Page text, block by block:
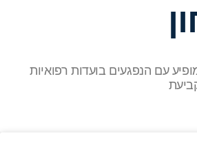
עם הנפגעים בועדות רפואיות